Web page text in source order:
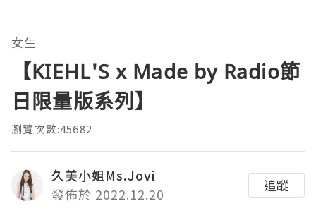
女生
【KIEHL'S x Made by Radio節
日限量版系列】
瀏覽次數:45682
久美小姐Ms.Jovi
發佈於 2022.12.20
追蹤